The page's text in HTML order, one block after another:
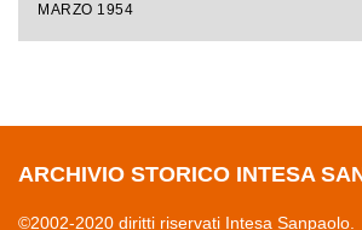
dell'equipaggiamento per
MARZO 1954
ARCHIVIO STORICO INTESA
©2002-2020 diritti riservati Intesa Sanpaolo.